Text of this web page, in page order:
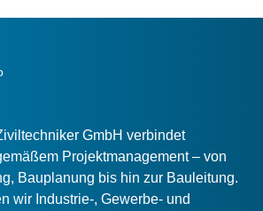
GmbH verbindet
Projektmanagement – von
Bauplanung bis hin zur Bauleitung.
wir Industrie-, Gewerbe- und